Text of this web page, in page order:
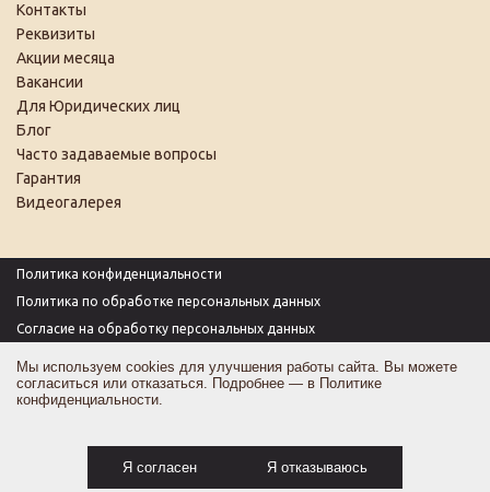
Контакты
Реквизиты
Акции месяца
Вакансии
Для Юридических лиц
Блог
Часто задаваемые вопросы
Гарантия
Видеогалерея
Политика конфиденциальности
Политика по обработке персональных данных
Согласие на обработку персональных данных
Согласие на получение рекламы
Оферта
Мы используем cookies для улучшения работы сайта. Вы можете
согласиться или отказаться. Подробнее — в Политике
конфиденциальности.
Я согласен Я отказываюсь